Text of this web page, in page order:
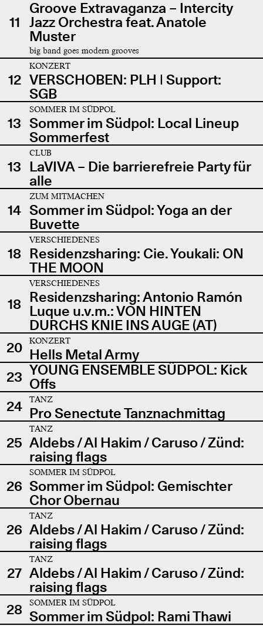
11
Groove Extravaganza – Intercity
Jazz Orchestra feat. Anatole
Muster
big band goes modern grooves
12
KONZERT
VERSCHOBEN: PLH | Support:
SGB
13
SOMMER IM SÜDPOL
Sommer im Südpol: Local Lineup
Sommerfest
13
CLUB
LaVIVA – Die barrierefreie Party für
alle
14
ZUM MITMACHEN
Sommer im Südpol: Yoga an der
Buvette
18
VERSCHIEDENES
Residenzsharing: Cie. Youkali: ON
THE MOON
18
VERSCHIEDENES
Residenzsharing: Antonio Ramón
Luque u.v.m.: VON HINTEN
DURCHS KNIE INS AUGE (AT)
20
KONZERT
Hells Metal Army
23 YOUNG ENSEMBLE SÜDPOL: Kick
Offs
24
TANZ
Pro Senectute Tanznachmittag
25
TANZ
Aldebs / Al Hakim / Caruso / Zünd:
raising flags
26
SOMMER IM SÜDPOL
Sommer im Südpol: Gemischter
Chor Obernau
26
TANZ
Aldebs / Al Hakim / Caruso / Zünd:
raising flags
27
TANZ
Aldebs / Al Hakim / Caruso / Zünd:
raising flags
28
SOMMER IM SÜDPOL
Sommer im Südpol: Rami Thawi